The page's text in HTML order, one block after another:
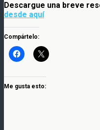
Descargue una breve
desde aquí
Compártelo:
Me gusta esto: